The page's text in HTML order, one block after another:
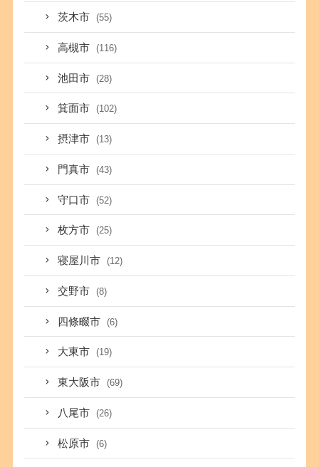
茨木市 (55)
高槻市 (116)
池田市 (28)
箕面市 (102)
摂津市 (13)
門真市 (43)
守口市 (52)
枚方市 (25)
寝屋川市 (12)
交野市 (8)
四條畷市 (6)
大東市 (19)
東大阪市 (69)
八尾市 (26)
松原市 (6)